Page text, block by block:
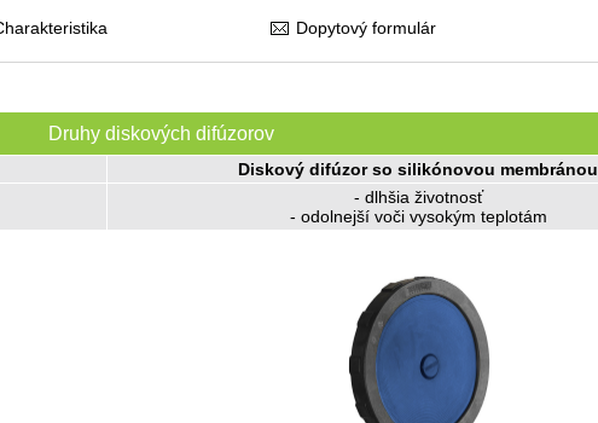
Dopytový formulár
Druhy diskových difúzorov
Diskový difúzor so silikónovou membránou
- dlhšia životnosť
- odolnejší voči vysokým teplotám